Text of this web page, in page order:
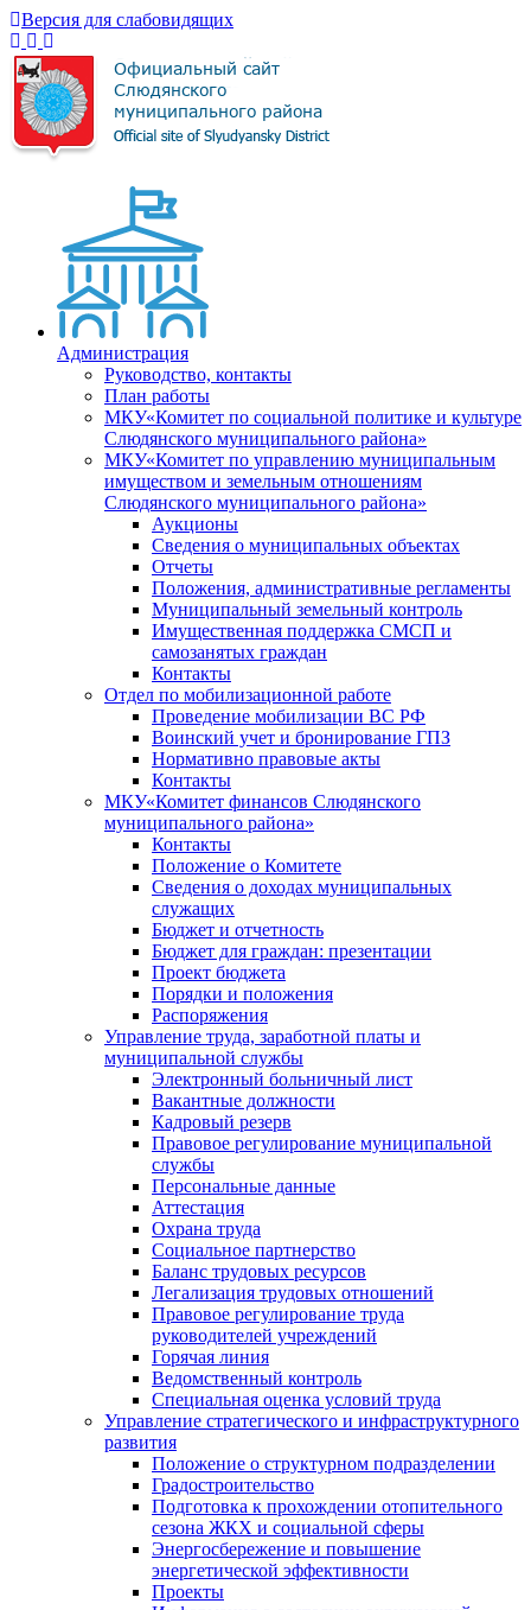
Версия для слабовидящих
Администрация
Руководство, контакты
План работы
МКУ«Комитет по социальной политике и культуре
Слюдянского муниципального района»
МКУ«Комитет по управлению муниципальным
имуществом и земельным отношениям
Слюдянского муниципального района»
Аукционы
Сведения о муниципальных объектах
Отчеты
Положения, административные регламенты
Муниципальный земельный контроль
Имущественная поддержка СМСП и
самозанятых граждан
Контакты
Отдел по мобилизационной работе
Проведение мобилизации ВС РФ
Воинский учет и бронирование ГПЗ
Нормативно правовые акты
Контакты
МКУ«Комитет финансов Слюдянского
муниципального района»
Контакты
Положение о Комитете
Сведения о доходах муниципальных
служащих
Бюджет и отчетность
Бюджет для граждан: презентации
Проект бюджета
Порядки и положения
Распоряжения
Управление труда, заработной платы и
муниципальной службы
Электронный больничный лист
Вакантные должности
Кадровый резерв
Правовое регулирование муниципальной
службы
Персональные данные
Аттестация
Охрана труда
Социальное партнерство
Баланс трудовых ресурсов
Легализация трудовых отношений
Правовое регулирование труда
руководителей учреждений
Горячая линия
Ведомственный контроль
Специальная оценка условий труда
Управление стратегического и инфраструктурного
развития
Положение о структурном подразделении
Градостроительство
Подготовка к прохождении отопительного
сезона ЖКХ и социальной сферы
Энергосбережение и повышение
энергетической эффективности
Проекты